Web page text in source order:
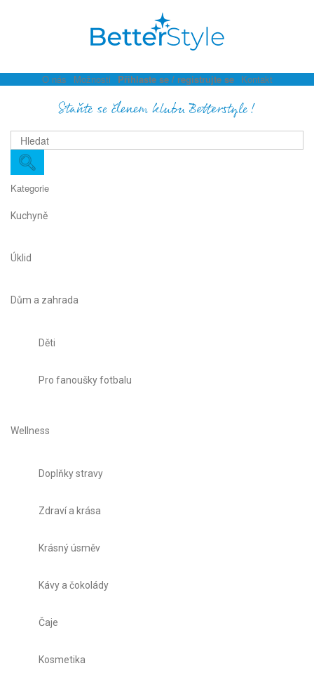
O nás Možnosti Přihlaste se / registrujte se Kontakt
Staňte se členem klubu Betterstyle!
Kategorie
Kuchyně
Úklid
Dům a zahrada
Děti
Pro fanoušky fotbalu
Wellness
Doplňky stravy
Zdraví a krása
Krásný úsměv
Kávy a čokolády
Čaje
Kosmetika